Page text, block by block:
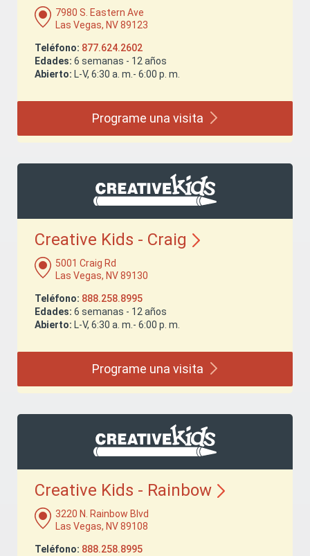
7980 S. Eastern Ave
Las Vegas, NV 89123
Teléfono: 877.624.2602
Edades: 6 semanas - 12 años
Abierto: L-V, 6:30 a. m.- 6:00 p. m.
Programe una visita
Creative Kids - Craig
5001 Craig Rd
Las Vegas, NV 89130
Teléfono: 888.258.8995
Edades: 6 semanas - 12 años
Abierto: L-V, 6:30 a. m.- 6:00 p. m.
Programe una visita
Creative Kids - Rainbow
3220 N. Rainbow Blvd
Las Vegas, NV 89108
Teléfono: 888.258.8995